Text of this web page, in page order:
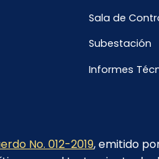
Sala de
Subestación
Informes
No. 012-2019, emitido